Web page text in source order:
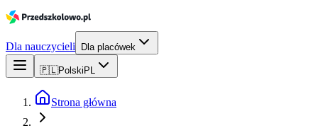
Dla nauczycieli Dla placówek
🇵🇱Polski PL
Strona główna